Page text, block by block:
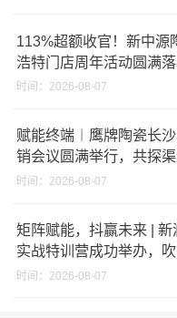
破18亿元
113%超额收官！新中源
浩特门店周年活动圆满
时间：2026-08-07
赋能终端︱鹰牌陶瓷长
销会议圆满举行，共探
与门店升级新路径
时间：2026-08-07
矩阵赋能，抖赢未来 | 新
实战特训营成功举办，
秋季营销冲锋号！
时间：2026-08-07